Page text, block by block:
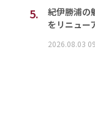
5.
紀伊勝浦
をリニュー
2026.08.03